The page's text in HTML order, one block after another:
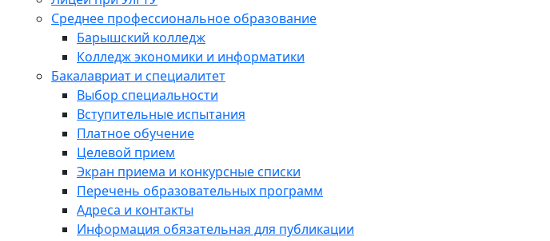
Среднее профессиональное образование
Барышский колледж
Колледж экономики и информатики
Бакалавриат и специалитет
Выбор специальности
Вступительные испытания
Платное обучение
Целевой прием
Экран приема и конкурсные списки
Перечень образовательных программ
Адреса и контакты
Информация обязательная для публикации